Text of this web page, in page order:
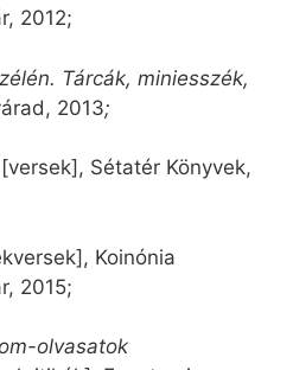
2012;
Tárcák, miniesszék,
2013;
[versek], Sétatér Könyvek,
Koinónia
2015;
olvasatok